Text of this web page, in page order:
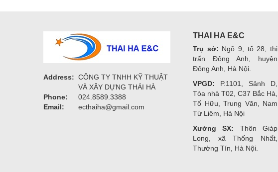
Address: CÔNG TY TNHH KỸ THUẬT
VÀ XÂY DỰNG THÁI HÀ
Phone:
024.8589.3388
Email:
ecthaiha@gmail.com
THAI HA E&C
Trụ sở: Ngõ 9, tổ 28, thị
trấn Đông Anh, huyện
Đông Anh, Hà Nội.
VPGD: P.1101, Sảnh D,
Tòa nhà T02, C37 Bắc Hà,
Tố Hữu, Trung Văn, Nam
Từ Liêm, Hà Nội
Xưởng SX: Thôn Giáp
Long, xã Thống Nhất,
Thường Tín, Hà Nội.